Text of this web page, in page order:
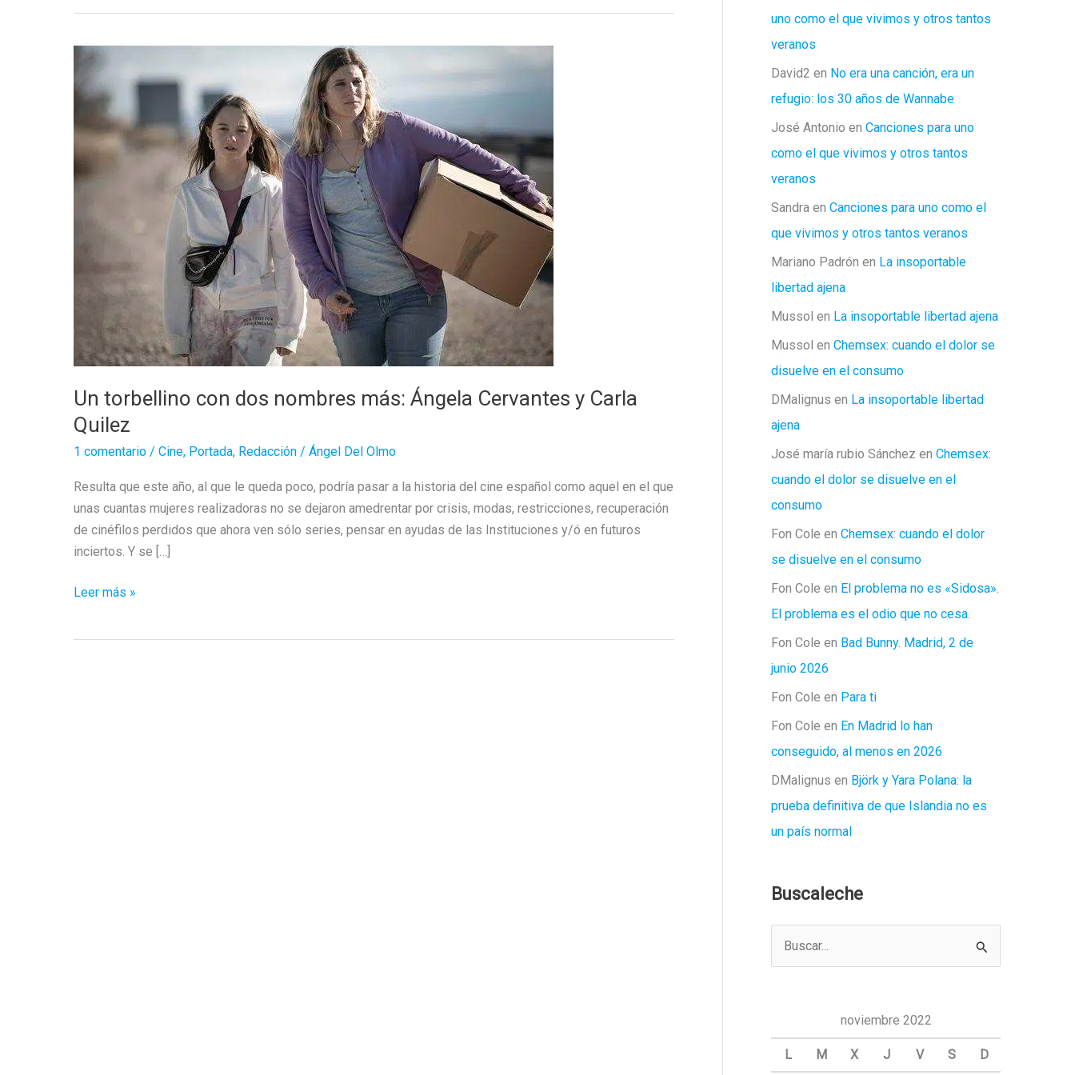
Un torbellino con dos nombres más: Ángela Cervantes y Carla
Quilez
1 comentario / Cine, Portada, Redacción / Ángel Del Olmo
Resulta que este año, al que le queda poco, podría pasar a la historia del cine español como aquel en el que
unas cuantas mujeres realizadoras no se dejaron amedrentar por crisis, modas, restricciones, recuperación
de cinéfilos perdidos que ahora ven sólo series, pensar en ayudas de las Instituciones y/ó en futuros
inciertos. Y se […]
Un
Leer más »
uno como el que vivimos y otros tantos
veranos
David2 en No era una canción, era un
refugio: los 30 años de Wannabe
José Antonio en Canciones para uno
como el que vivimos y otros tantos
veranos
Sandra en Canciones para uno como el
que vivimos y otros tantos veranos
Mariano Padrón en La insoportable
libertad ajena
Mussol en La insoportable libertad ajena
Mussol en Chemsex: cuando el dolor se
disuelve en el consumo
DMalignus en La insoportable libertad
ajena
José maría rubio Sánchez en Chemsex:
cuando el dolor se disuelve en el
consumo
Fon Cole en Chemsex: cuando el dolor
se disuelve en el consumo
Fon Cole en El problema no es «Sidosa».
El problema es el odio que no cesa.
Fon Cole en Bad Bunny. Madrid, 2 de
junio 2026
Fon Cole en Para ti
Fon Cole en En Madrid lo han
conseguido, al menos en 2026
DMalignus en Björk y Yara Polana: la
prueba definitiva de que Islandia no es
un país normal
Buscaleche
a
noviembre 2022
L M X J V S D